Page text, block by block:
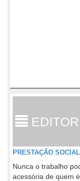
PRESTAÇÃO
Nunca o trabalho
acessória de quem